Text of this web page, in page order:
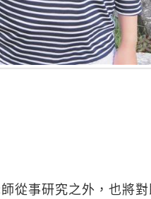
從事研究之外，也將